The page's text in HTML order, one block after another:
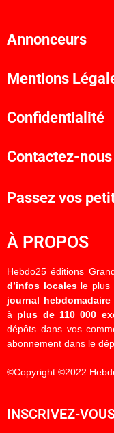
Annonceurs
Mentions
Confidentialité
Contactez-nous
Passez vos
À PROPOS
Hebdo25 éditions
d’infos localesle plus
journal hebdomadaire
à plus de 110 000
dépôts dans vos
abonnement dans le
©Copyright ©2022
INSCRIVEZ-